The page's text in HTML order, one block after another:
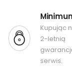
Kupując
2-letnią
serwis.